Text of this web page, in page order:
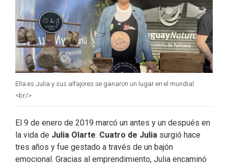
Ella es Julia y sus alfajores se ganaron un lugar en el mundial.
<br/>
El 9 de enero de 2019 marcó un antes y un después en
la vida de Julia Olarte. Cuatro de Julia surgió hace
tres años y fue gestado a través de un bajón
emocional. Gracias al emprendimiento, Julia encaminó